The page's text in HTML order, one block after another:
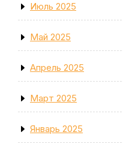
Июль 2025
Май 2025
Апрель 2025
Март 2025
Январь 2025